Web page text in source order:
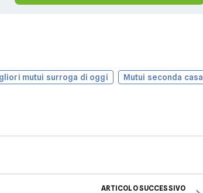
mutui surroga di oggi
Mutui seconda casa
ARTICOLOSUCCESSIVO